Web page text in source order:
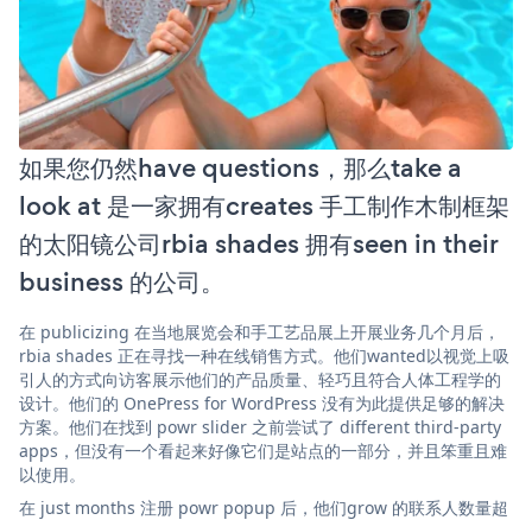
如果您仍然have questions，那么take a
look at 是一家拥有creates 手工制作木制框架
的太阳镜公司rbia shades 拥有seen in their
business 的公司。
在 publicizing 在当地展览会和手工艺品展上开展业务几个月后，
rbia shades 正在寻找一种在线销售方式。他们wanted以视觉上吸
引人的方式向访客展示他们的产品质量、轻巧且符合人体工程学的
设计。他们的 OnePress for WordPress 没有为此提供足够的解决
方案。他们在找到 powr slider 之前尝试了 different third-party
apps，但没有一个看起来好像它们是站点的一部分，并且笨重且难
以使用。
在 just months 注册 powr popup 后，他们grow 的联系人数量超